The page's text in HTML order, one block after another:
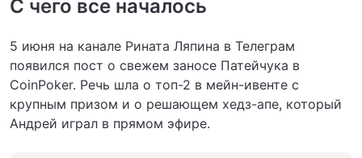
С чего все началось
5 июня на канале Рината Ляпина в Телеграм
появился пост о свежем заносе Патейчука в
CoinPoker. Речь шла о топ-2 в мейн-ивенте с
крупным призом и о решающем хедз-апе, который
Андрей играл в прямом эфире.